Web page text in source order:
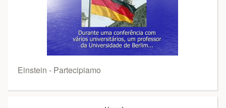
Einstein - Partecipiamo